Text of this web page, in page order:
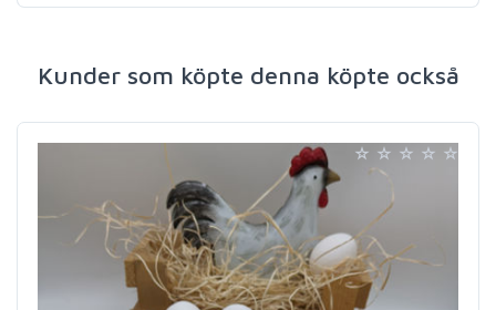
Kunder som köpte denna köpte också